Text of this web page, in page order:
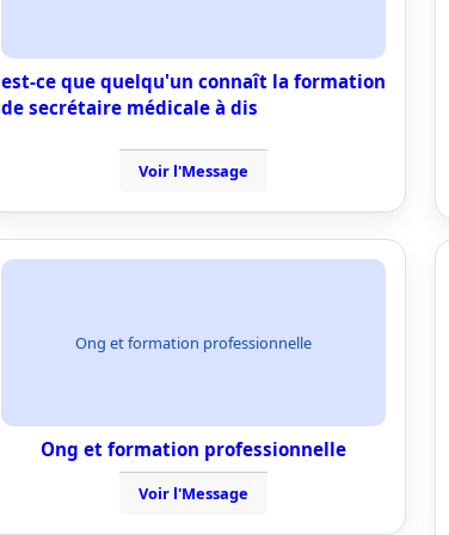
est-ce que quelqu'un connaît la formation
de secrétaire médicale à dis
Voir l'Message
Ong et formation professionnelle
Ong et formation professionnelle
Voir l'Message